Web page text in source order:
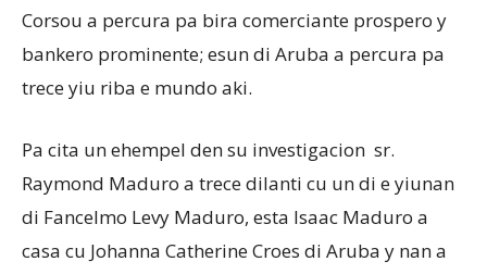
Corsou a percura pa bira comerciante prospero y
bankero prominente; esun di Aruba a percura pa
trece yiu riba e mundo aki.
Pa cita un ehempel den su investigacion sr.
Raymond Maduro a trece dilanti cu un di e yiunan
di Fancelmo Levy Maduro, esta Isaac Maduro a
casa cu Johanna Catherine Croes di Aruba y nan a